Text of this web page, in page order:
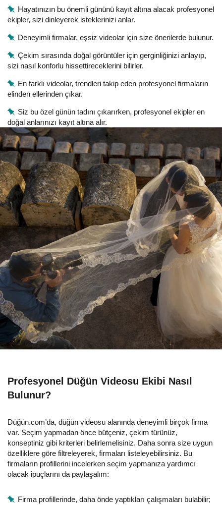
Hayatınızın bu önemli gününü kayıt altına alacak profesyonel
ekipler, sizi dinleyerek isteklerinizi anlar.
Deneyimli firmalar, eşsiz videolar için size önerilerde bulunur.
Çekim sırasında doğal görüntüler için gerginliğinizi anlayıp,
sizi nasıl konforlu hissettireceklerini bilirler.
En farklı videolar, trendleri takip eden profesyonel firmaların
elinden ellerinden çıkar.
Siz bu özel günün tadını çıkarırken, profesyonel ekipler en
doğal anlarınızı kayıt altına alır.
Profesyonel Düğün Videosu Ekibi Nasıl
Bulunur?
Düğün.com’da, düğün videosu alanında deneyimli birçok firma
var. Seçim yapmadan önce bütçeniz, çekim türünüz,
konseptiniz gibi kriterleri belirlemelisiniz. Daha sonra size uygun
özelliklere göre filtreleyerek, firmaları listeleyebilirsiniz. Bu
firmaların profillerini incelerken seçim yapmanıza yardımcı
olacak ipuçlarını da paylaşalım:
Firma profillerinde, daha önde yaptıkları çalışmaları bulabilir;